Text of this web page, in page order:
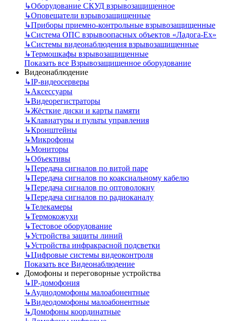
↳Оборудование СКУД взрывозащищенное
↳Оповещатели взрывозащищенные
↳Приборы приемно-контрольные взрывозащищенные
↳Система ОПС взрывоопасных объектов «Ладога-Ex»
↳Системы видеонаблюдения взрывозащищенные
↳Термошкафы взрывозащищенные
Показать все Взрывозащищенное оборудование
Видеонаблюдение
↳IP-видеосерверы
↳Аксессуары
↳Видеорегистраторы
↳Жёсткие диски и карты памяти
↳Клавиатуры и пульты управления
↳Кронштейны
↳Микрофоны
↳Мониторы
↳Объективы
↳Передача сигналов по витой паре
↳Передача сигналов по коаксиальному кабелю
↳Передача сигналов по оптоволокну
↳Передача сигналов по радиоканалу
↳Телекамеры
↳Термокожухи
↳Тестовое оборудование
↳Устройства защиты линий
↳Устройства инфракрасной подсветки
↳Цифровые системы видеоконтроля
Показать все Видеонаблюдение
Домофоны и переговорные устройства
↳IP-домофония
↳Аудиодомофоны малоабонентные
↳Видеодомофоны малоабонентные
↳Домофоны координатные